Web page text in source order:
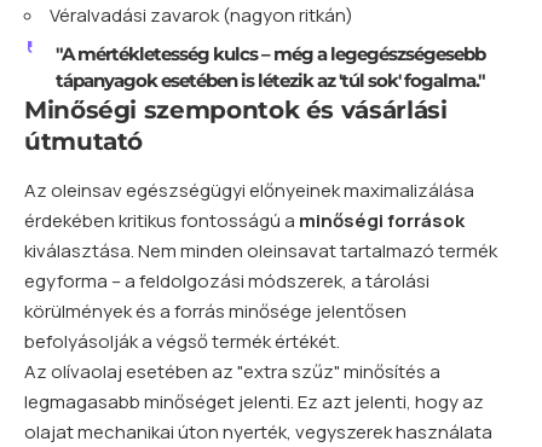
Véralvadási zavarok (nagyon ritkán)
"A mértékletesség kulcs – még a legegészségesebb
tápanyagok esetében is létezik az 'túl sok' fogalma."
Minőségi szempontok és vásárlási
útmutató
Az oleinsav egészségügyi előnyeinek maximalizálása
érdekében kritikus fontosságú a minőségi források
kiválasztása. Nem minden oleinsavat tartalmazó termék
egyforma – a feldolgozási módszerek, a tárolási
körülmények és a forrás minősége jelentősen
befolyásolják a végső termék értékét.
Az olívaolaj esetében az "extra szűz" minősítés a
legmagasabb minőséget jelenti. Ez azt jelenti, hogy az
olajat mechanikai úton nyerték, vegyszerek használata